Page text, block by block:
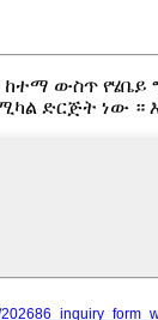
ከተማ ውስጥ
ነው ።